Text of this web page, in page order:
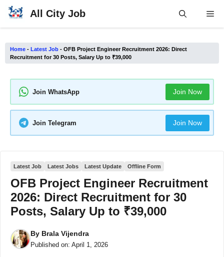
Skip
All City Job
Home - Latest Job - OFB Project Engineer Recruitment 2026: Direct
Recruitment for 30 Posts, Salary Up to ₹39,000
Join WhatsApp Join Now
Join Telegram Join Now
Latest Job Latest Jobs Latest Update Offline Form
OFB Project Engineer Recruitment
2026: Direct Recruitment for 30
Posts, Salary Up to ₹39,000
By Brala Vijendra
Published on: April 1, 2026